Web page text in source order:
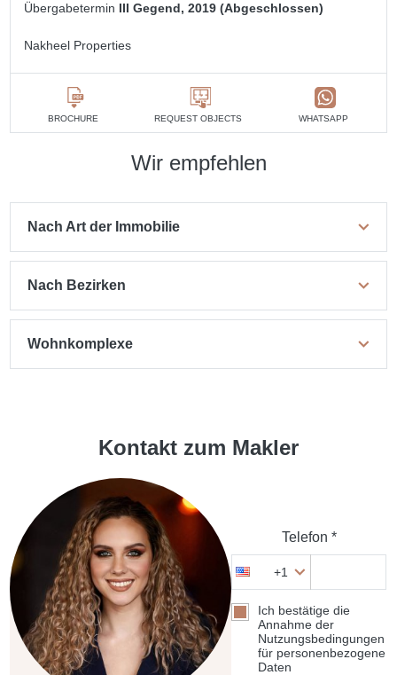
Übergabetermin III Gegend, 2019 (Abgeschlossen)
Nakheel Properties
BROCHURE REQUEST OBJECTS WHATSAPP
Wir empfehlen
Nach Art der Immobilie
Nach Bezirken
Wohnkomplexe
Kontakt zum Makler
Telefon *
+1
Ich bestätige die
Annahme der
Nutzungsbedingungen
für personenbezogene
Daten